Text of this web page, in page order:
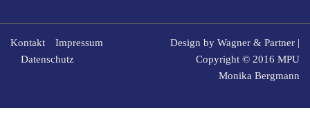
Kontakt
Impressum
Datenschutz
Design by Wagner & Partner |
Copyright © 2016 MPU
Monika Bergmann